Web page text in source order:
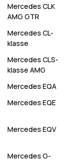
Mercedes CLK
AMG GTR
Mercedes CL-
klasse
Mercedes CLS-
klasse AMG
Mercedes EQA
Mercedes EQE
Mercedes EQV
Mercedes G-